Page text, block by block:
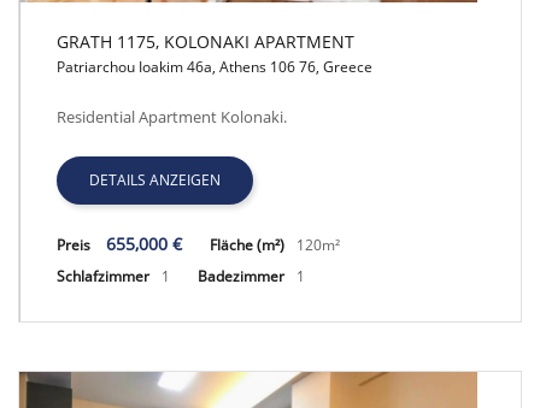
GRATH 1175, KOLONAKI APARTMENT
GRATH 1175, KOLONAKI APARTMENT
Patriarchou Ioakim 46a, Athens 106 76, Greece
Residential Apartment Kolonaki.
DETAILS ANZEIGEN
Preis 655,000 € Fläche (m²)
120m²
Schlafzimmer
1 Badezimmer 1